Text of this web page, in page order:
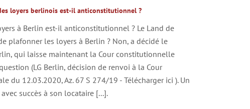
loyers berlinois est-il anticonstitutionnel ?
à Berlin est-il anticonstitutionnel ? Le Land de
plafonner les loyers à Berlin ? Non, a décidé le
qui laisse maintenant la Cour constitutionnelle
(LG Berlin, décision de renvoi à la Cour
du 12.03.2020, Az. 67 S 274/19 - Télécharger ici ). Un
succès à son locataire [...].